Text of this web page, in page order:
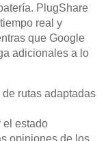
PlugShare
real y
que Google
adicionales a lo
rutas adaptadas
el estado
opiniones de los